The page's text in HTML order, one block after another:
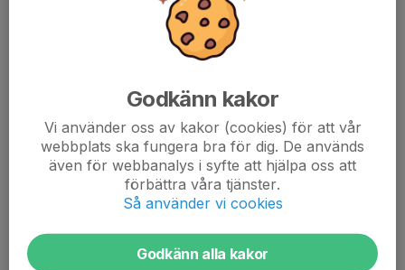
och sjukdomar, men tillsammans löste vi det 💪🏻 Tack vare tre
fantastiska inlån från Team 16 (varav två...
Biljetterna till Frölunda har kommit!
20 feb, 09:03 0 kommentarer
Godkänn kakor
Vi använder oss av kakor (cookies) för att vår
webbplats ska fungera bra för dig. De används
även för webbanalys i syfte att hjälpa oss att
förbättra våra tjänster.
Så använder vi cookies
Godkänn alla kakor